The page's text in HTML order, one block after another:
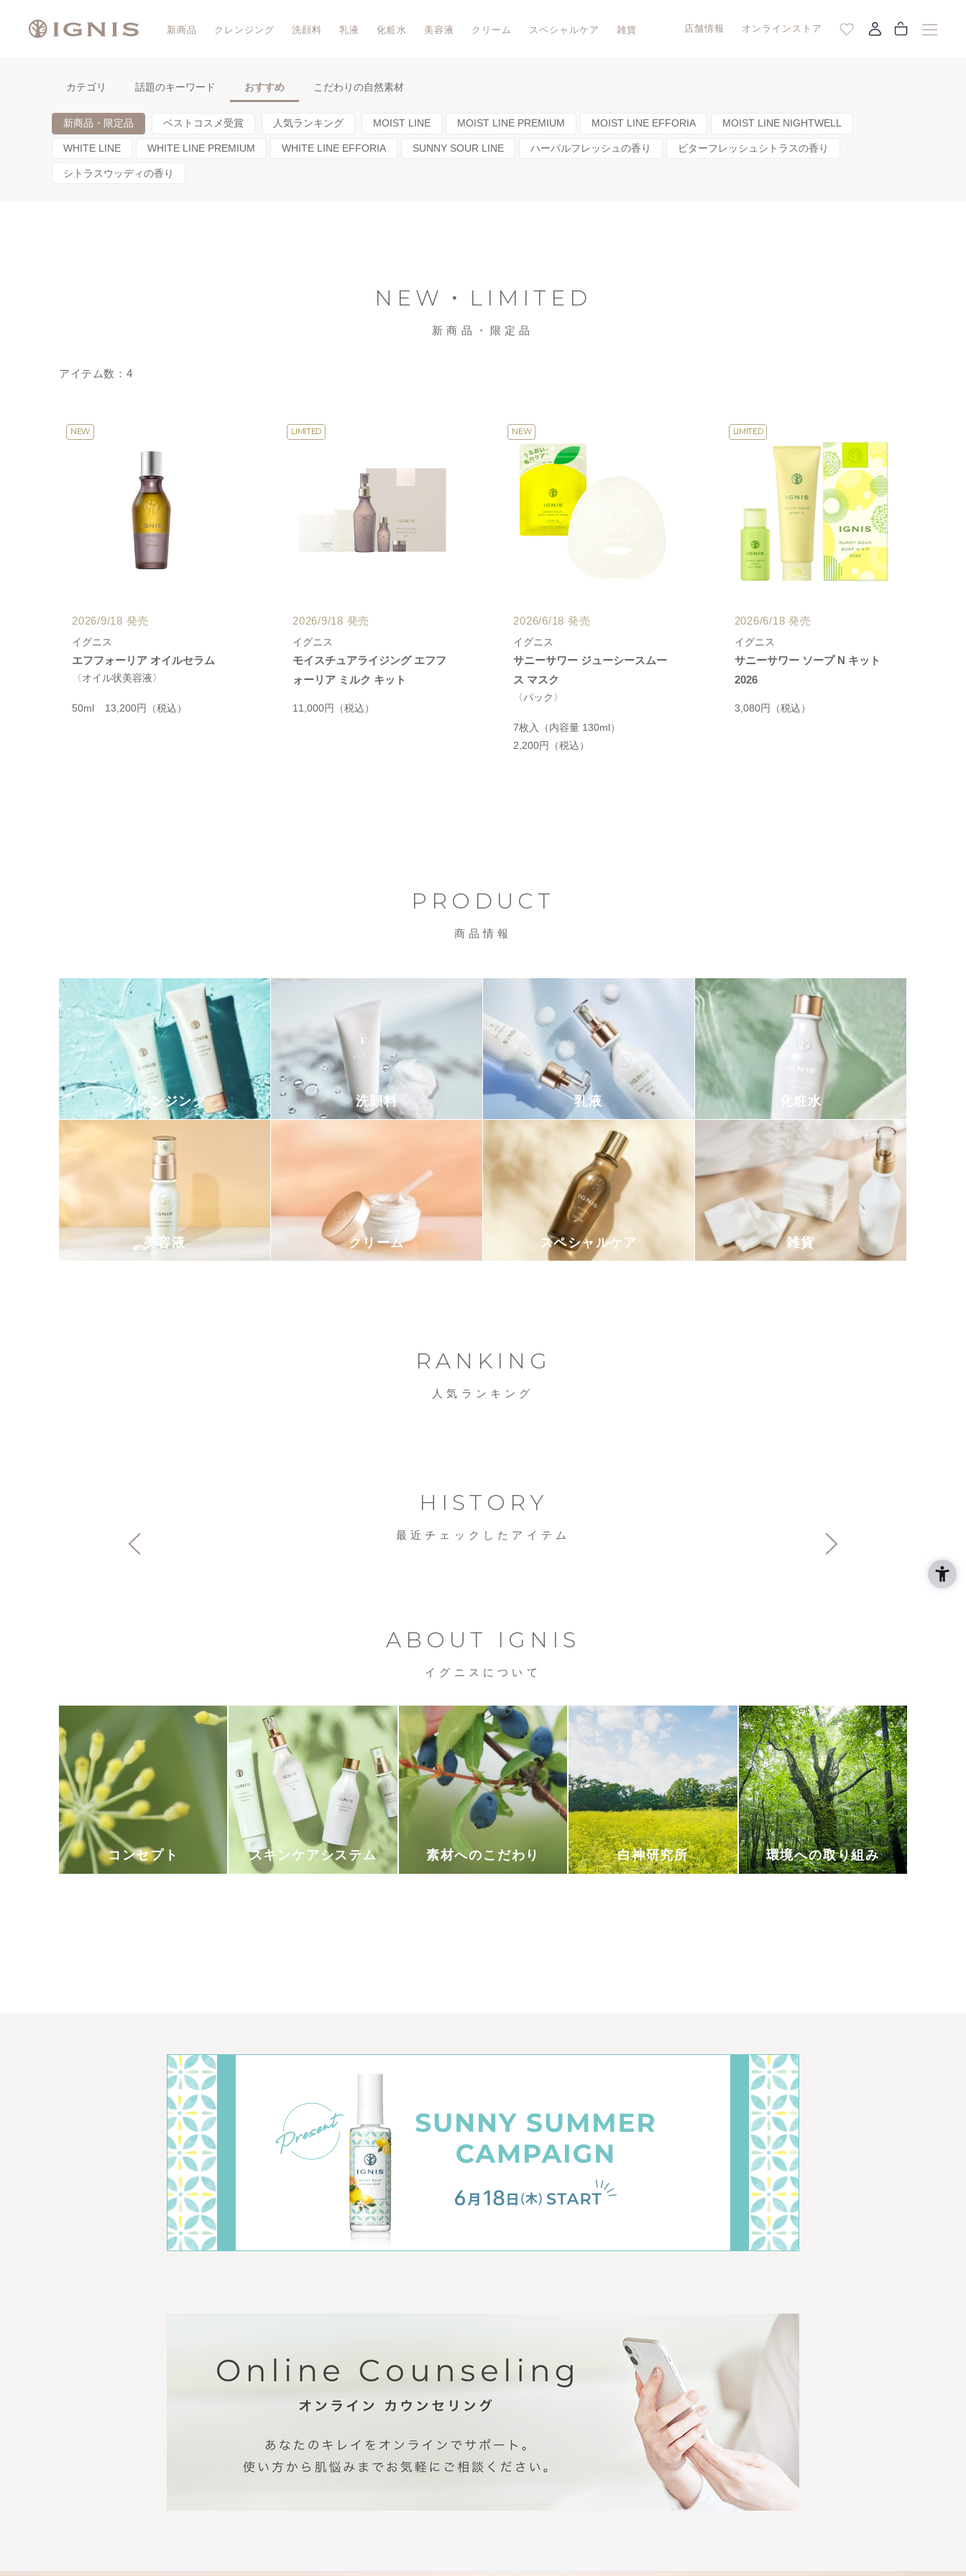
新商品 クレンジング 洗顔料 乳液 化粧水 美容液 クリーム スペシャルケア 雑貨 店舗情報 オンラインストア
カテゴリ 話題のキーワード おすすめ こだわりの自然素材
新商品・限定品 ベストコスメ受賞 人気ランキング MOIST LINE MOIST LINE PREMIUM MOIST LINE EFFORIA MOIST LINE NIGHTWELL
WHITE LINE WHITE LINE PREMIUM WHITE LINE EFFORIA SUNNY SOUR LINE ハーバルフレッシュの香り ビターフレッシュシトラスの香り
シトラスウッディの香り
NEW・LIMITED
新商品・限定品
アイテム数：4
NEW
2026/9/18 発売
イグニス
エフフォーリア オイルセラム
〈オイル状美容液〉
50ml 13,200円 （税込）
LIMITED
2026/9/18 発売
イグニス
モイスチュアライジング エフフ
ォーリア ミルク キット
11,000円 （税込）
NEW
2026/6/18 発売
イグニス
サニーサワー ジューシースムー
ス マスク
〈パック〉
7枚入（内容量 130ml）
2,200円
（税込）
LIMITED
2026/6/18 発売
イグニス
サニーサワー ソープ N キット
2026
3,080円 （税込）
PRODUCT
商品情報
クレンジング 洗顔料 乳液 化粧水
美容液 クリーム スペシャルケア 雑貨
RANKING
人気ランキング
HISTORY
最近チェックしたアイテム
ABOUT IGNIS
イグニスについて
コンセプト スキンケアシステム 素材へのこだわり 白神研究所 環境への取り組み